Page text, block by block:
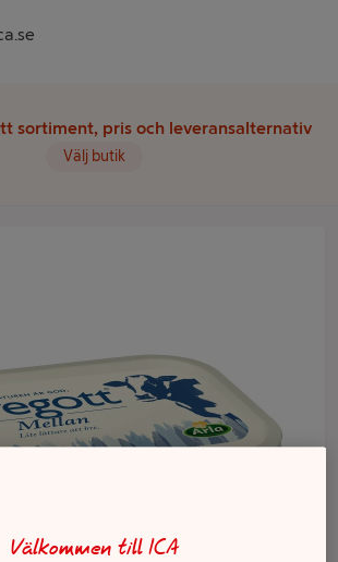
sortiment, pris och leveransalternativ
Välj butik
Välkommen till ICA